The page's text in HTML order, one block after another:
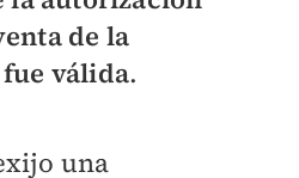
de la
válida.
una